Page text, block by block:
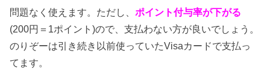
問題なく使えます。ただし、ポイント付与率が下がる
(200円＝1ポイント)ので、支払わない方が良いでしょう。
のりぞーは引き続き以前使っていたVisaカードで支払っ
てます。